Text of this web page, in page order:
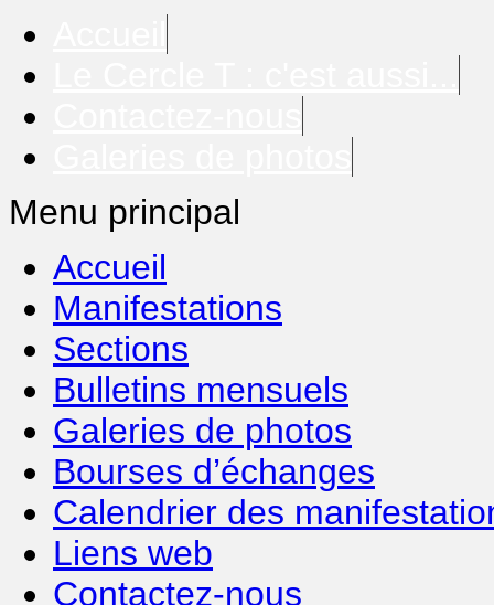
Menu principal
Accueil
Manifestations
Sections
Bulletins mensuels
Galeries de photos
Bourses d’échanges
Calendrier des
Liens web
Contactez-nous